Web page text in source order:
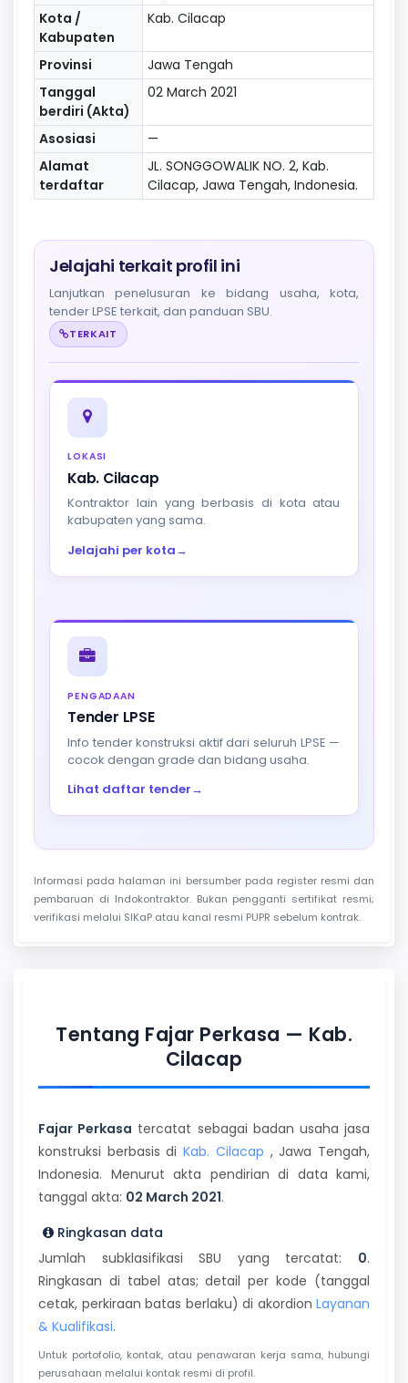
Kota /
Kabupaten
Kab. Cilacap
Provinsi
Jawa Tengah
Tanggal
berdiri (Akta)
02 March 2021
Asosiasi
—
Alamat
terdaftar
JL. SONGGOWALIK NO. 2, Kab.
Cilacap, Jawa Tengah, Indonesia.
Jelajahi terkait profil ini
Lanjutkan penelusuran ke bidang usaha, kota,
tender LPSE terkait, dan panduan SBU.
TERKAIT
LOKASI
Kab. Cilacap
Kontraktor lain yang berbasis di kota atau
kabupaten yang sama.
Jelajahi per kota→
PENGADAAN
Tender LPSE
Info tender konstruksi aktif dari seluruh LPSE —
cocok dengan grade dan bidang usaha.
Lihat daftar tender→
Informasi pada halaman ini bersumber pada register resmi dan
pembaruan di Indokontraktor. Bukan pengganti sertifikat resmi;
verifikasi melalui SIKaP atau kanal resmi PUPR sebelum kontrak.
Tentang Fajar Perkasa — Kab.
Cilacap
Fajar Perkasa tercatat sebagai badan usaha jasa
konstruksi berbasis diKab. Cilacap , Jawa Tengah,
Indonesia. Menurut akta pendirian di data kami,
tanggal akta: 02 March 2021.
Ringkasan data
Jumlah subklasifikasi SBU yang tercatat: 0.
Ringkasan di tabel atas; detail per kode (tanggal
cetak, perkiraan batas berlaku) di akordion Layanan
& Kualifikasi.
Untuk portofolio, kontak, atau penawaran kerja sama, hubungi
perusahaan melalui kontak resmi di profil.